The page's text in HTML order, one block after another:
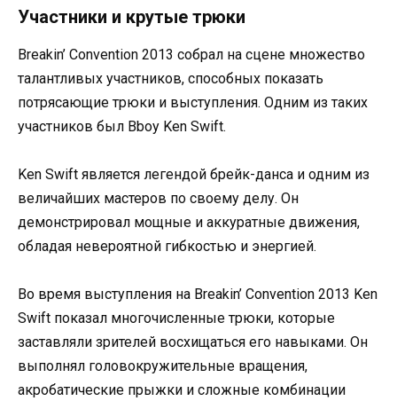
Участники и крутые трюки
Breakin’ Convention 2013 собрал на сцене множество
талантливых участников, способных показать
потрясающие трюки и выступления. Одним из таких
участников был Bboy Ken Swift.
Ken Swift является легендой брейк-данса и одним из
величайших мастеров по своему делу. Он
демонстрировал мощные и аккуратные движения,
обладая невероятной гибкостью и энергией.
Во время выступления на Breakin’ Convention 2013 Ken
Swift показал многочисленные трюки, которые
заставляли зрителей восхищаться его навыками. Он
выполнял головокружительные вращения,
акробатические прыжки и сложные комбинации